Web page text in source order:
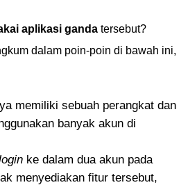
aplikasi ganda tersebut?
dalam poin-poin di bawah ini,
memiliki sebuah perangkat dan
banyak akun di
ke dalam dua akun pada
menyediakan fitur tersebut,